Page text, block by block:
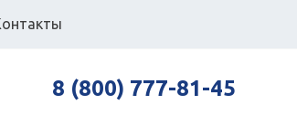
8 (800) 777-81-45